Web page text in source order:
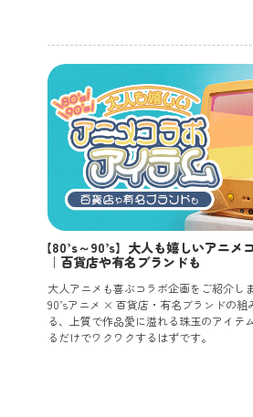
【80’s～90’s】大人も嬉しいアニ
｜百貨店や有名ブランドも
大人アニメも喜ぶコラボ企画をご紹介し
90’sアニメ × 百貨店・有名ブランドの組
る、上質で作品愛に溢れる珠玉のアイテ
るだけでワクワクするはずです。